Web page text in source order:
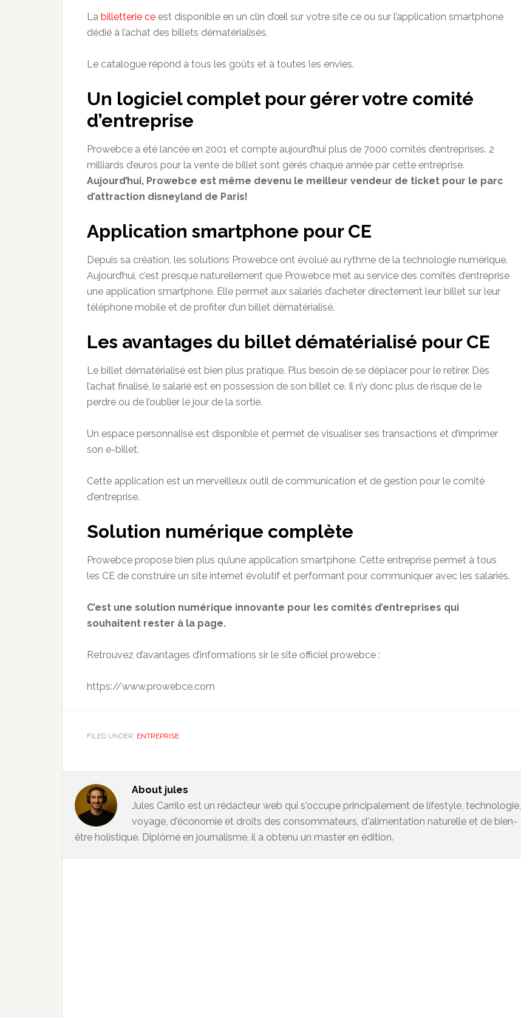
La billetterie ce est disponible en un clin d’œil sur votre site ce ou sur l’application smartphone
dédié à l’achat des billets dématérialisés.
Le catalogue répond à tous les goûts et à toutes les envies.
Un logiciel complet pour gérer votre comité
d’entreprise
Prowebce a été lancée en 2001 et compte aujourd’hui plus de 7000 comités d’entreprises. 2
milliards d’euros pour la vente de billet sont gérés chaque année par cette entreprise.
Aujourd’hui, Prowebce est même devenu le meilleur vendeur de ticket pour le parc
d’attraction disneyland de Paris!
Application smartphone pour CE
Depuis sa création, les solutions Prowebce ont évolué au rythme de la technologie numérique.
Aujourd’hui, c’est presque naturellement que Prowebce met au service des comités d’entreprise
une application smartphone. Elle permet aux salariés d’acheter directement leur billet sur leur
téléphone mobile et de profiter d’un billet dématérialisé.
Les avantages du billet dématérialisé pour CE
Le billet dématérialisé est bien plus pratique. Plus besoin de se déplacer pour le retirer. Dès
l’achat finalisé, le salarié est en possession de son billet ce. Il n’y donc plus de risque de le
perdre ou de l’oublier le jour de la sortie.
Un espace personnalisé est disponible et permet de visualiser ses transactions et d’imprimer
son e-billet.
Cette application est un merveilleux outil de communication et de gestion pour le comité
d’entreprise.
Solution numérique complète
Prowebce propose bien plus qu’une application smartphone. Cette entreprise permet à tous
les CE de construire un site internet évolutif et performant pour communiquer avec les salariés.
C’est une solution numérique innovante pour les comités d’entreprises qui
souhaitent rester à la page.
Retrouvez d’avantages d’informations sir le site officiel prowebce :
https://www.prowebce.com
FILED UNDER: ENTREPRISE
About jules
Jules Carrilo est un rédacteur web qui s'occupe principalement de lifestyle, technologie,
voyage, d'économie et droits des consommateurs, d'alimentation naturelle et de bien-
être holistique. Diplômé en journalisme, il a obtenu un master en édition.